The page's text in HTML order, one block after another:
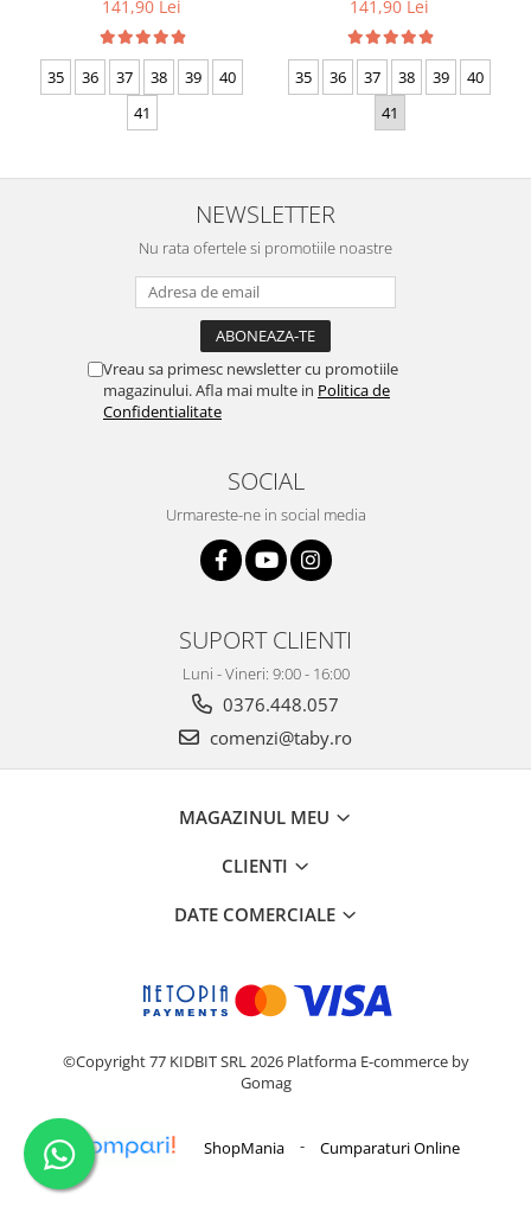
141,90 Lei
35 36 37 38 39
40
41
141,90 Lei
35 36 37 38 39
40
41
NEWSLETTER
Nu rata ofertele si promotiile noastre
Vreau sa primesc newsletter cu promotiile
magazinului. Afla mai multe in Politica de
Confidentialitate
SOCIAL
Urmareste-ne in social media
SUPORT CLIENTI
Luni - Vineri: 9:00 - 16:00
0376.448.057
comenzi@taby.ro
MAGAZINUL MEU
CLIENTI
DATE COMERCIALE
©Copyright 77 KIDBIT SRL 2026 Platforma E-commerce by
Gomag
ShopMania - Cumparaturi Online